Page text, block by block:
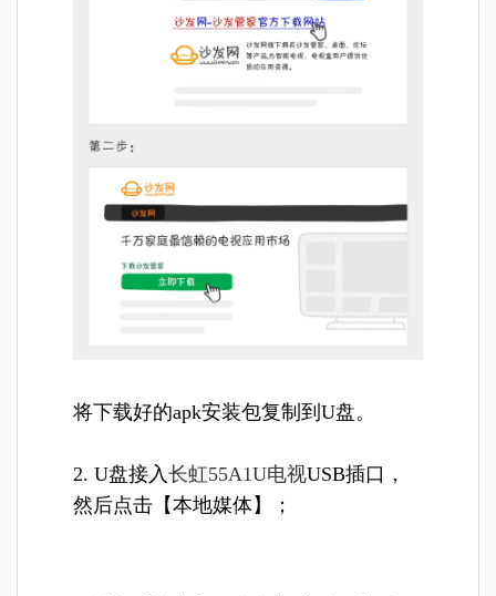
将下载好的apk安装包复制到U盘。
2. U盘接入 长虹55A1U电视USB插口，
然后点击【本地媒体】；